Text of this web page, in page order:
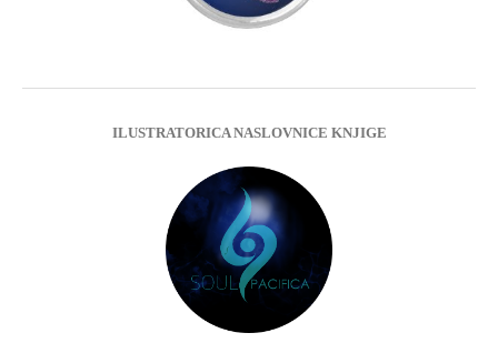
ILUSTRATORICA NASLOVNICE KNJIGE